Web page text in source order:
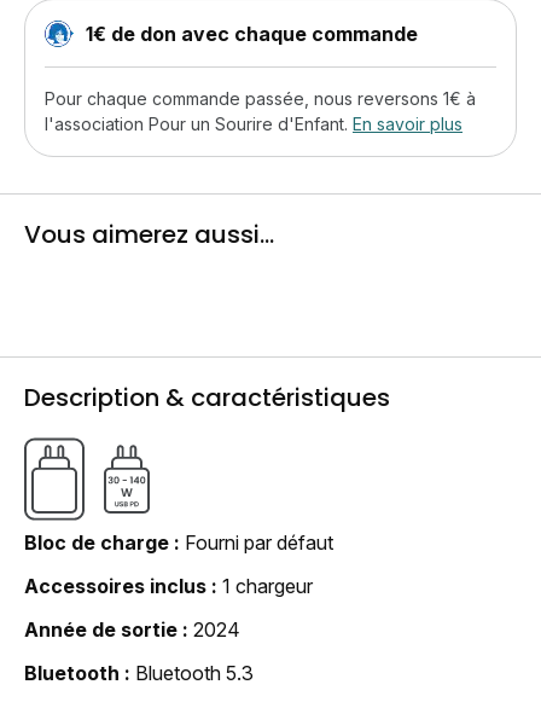
1€ de don avec chaque commande
Pour chaque commande passée, nous reversons 1€ à
l'association Pour un Sourire d'Enfant. En savoir plus
Vous aimerez aussi...
Description & caractéristiques
Bloc de charge
Fourni par défaut
Accessoires inclus
1 chargeur
Année de sortie
2024
Bluetooth
Bluetooth 5.3